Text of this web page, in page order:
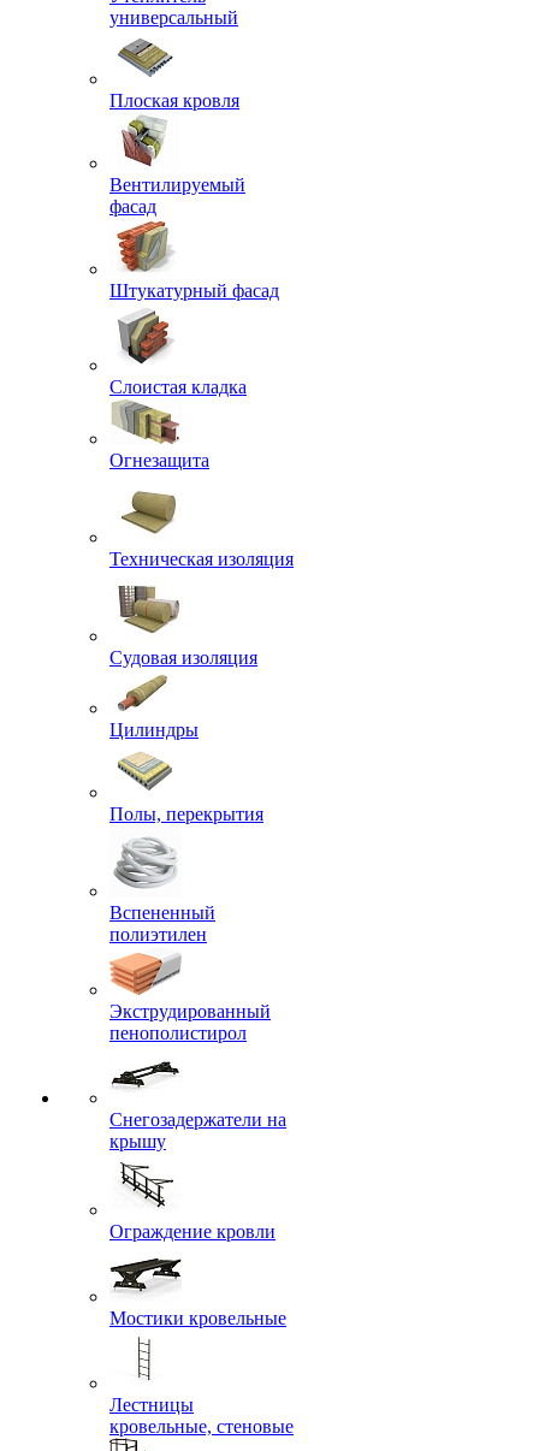
универсальный
Плоская кровля
Вентилируемый
фасад
Штукатурный фасад
Слоистая кладка
Огнезащита
Техническая изоляция
Судовая изоляция
Цилиндры
Полы, перекрытия
Вспененный
полиэтилен
Экструдированный
пенополистирол
Снегозадержатели на
крышу
Ограждение кровли
Мостики кровельные
Лестницы
кровельные, стеновые